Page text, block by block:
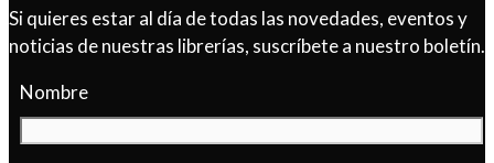
Si quieres estar al día de todas las novedades, eventos y
noticias de nuestras librerías, suscríbete a nuestro boletín.
Nombre